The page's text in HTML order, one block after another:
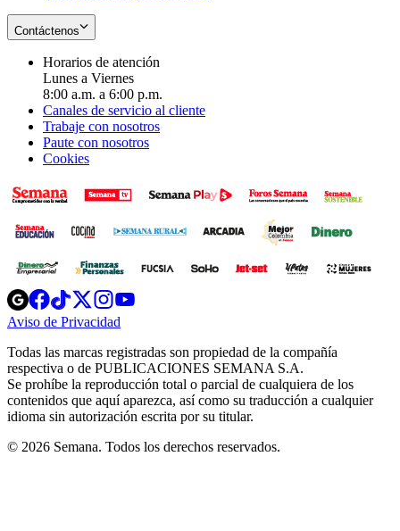
Contáctenos
Horarios de atención
Lunes a Viernes
8:00 a.m. a 6:00 p.m.
Canales de servicio al cliente
Trabaje con nosotros
Paute con nosotros
Cookies
Opens
in
new
Opens
in
new
Opens
in
new
window
Opens
new
windowwindow
Aviso de Privacidad
new
window
Todas las marcas registradas son propiedad de la compañía
respectiva o de PUBLICACIONES SEMANA S.A.
Se prohíbe la reproducción total o parcial de cualquiera de los
contenidos que aquí aparezca, así como su traducción a cualquier
idioma sin autorización escrita por su titular.
© 2026 Semana. Todos los derechos reservados.